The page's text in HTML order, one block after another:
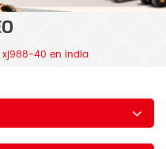
xj988-40 en india